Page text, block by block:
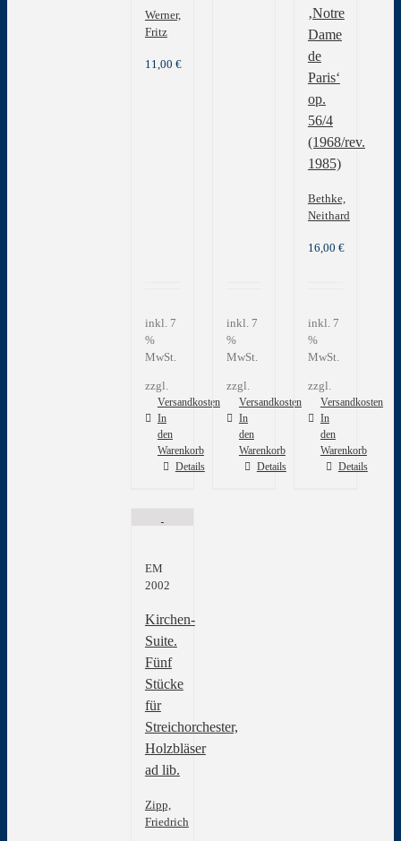
Werner,
Fritz
11,00 €
inkl. 7
%
MwSt.
zzgl.
Versandkosten
In
den
Warenkorb
Details
inkl. 7
%
MwSt.
zzgl.
Versandkosten
In
den
Warenkorb
Details
‚Notre
Dame
de
Paris‘
op.
56/4
(1968/rev.
1985)
Bethke,
Neithard
16,00 €
inkl. 7
%
MwSt.
zzgl.
Versandkosten
In
den
Warenkorb
Details
EM
2002
Kirchen-
Suite.
Fünf
Stücke
für
Streichorchester,
Holzbläser
ad lib.
Zipp,
Friedrich